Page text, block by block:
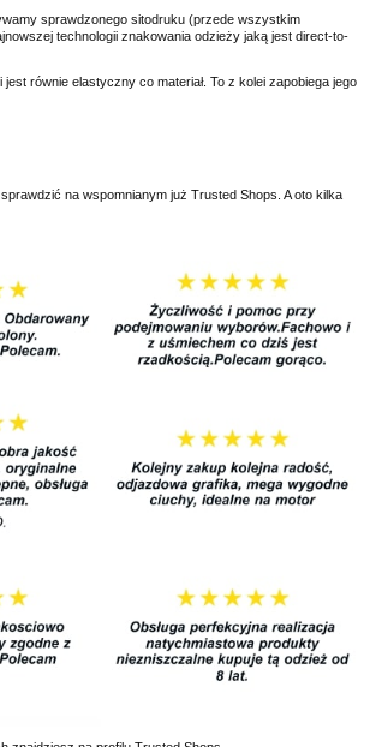
sprawdzonego sitodruku (przede wszystkim
technologii znakowania odzieży jaką jest direct-to-
równie elastyczny co materiał. To z kolei zapobiega jego
na wspomnianym już Trusted Shops. A oto kilka